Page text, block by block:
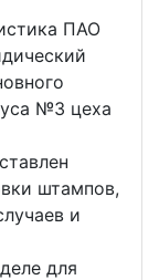
ПАО
№3 цеха
штампов,
и
для